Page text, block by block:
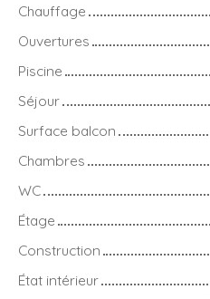
Chauffage
Ouvertures
Piscine
Séjour
Surface balcon
Chambres
WC
Étage
Construction
État intérieur